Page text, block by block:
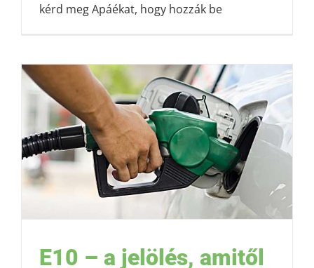
kérd meg Apáékat, hogy hozzák be
E10 – a jelölés, amitől